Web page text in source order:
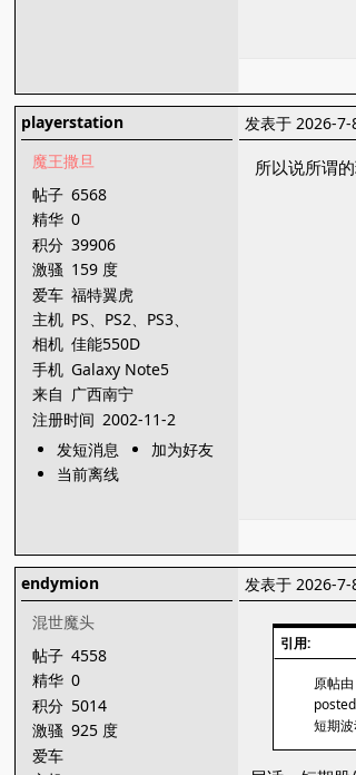
playerstation
魔王撒旦
帖子 6568
精华 0
积分 39906
激骚 159 度
爱车 福特翼虎
主机 PS、PS2、PS3、
PSP、PSV、ps4
相机 佳能550D
手机 Galaxy Note5
来自 广西南宁
注册时间 2002-11-2
发短消息
加为好友
当前离线
发表于 2026-
所以说所谓
endymion
混世魔头
帖子 4558
精华 0
积分 5014
激骚 925 度
爱车
发表于 2026-
引用:
原帖
短期